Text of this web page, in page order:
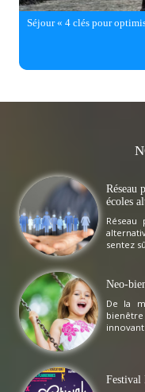
Séjour « 4 clés pour
Réseau
écoles
sentez
Neo-
De la
Festival